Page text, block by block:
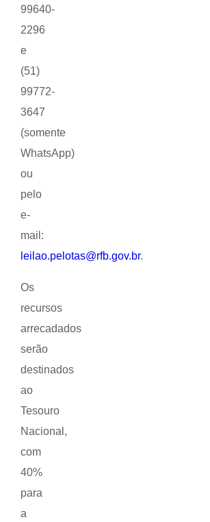
99640-
2296
e
(51)
99772-
3647
(somente
WhatsApp)
ou
pelo
e-
mail:
leilao.pelotas@rfb.gov.br.
Os
recursos
arrecadados
serão
destinados
ao
Tesouro
Nacional,
com
40%
para
a